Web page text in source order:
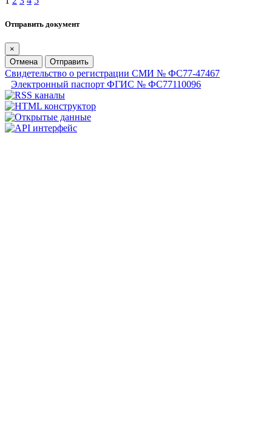
Отправить документ
×
Отмена
Отправить
Свидетельство о регистрации СМИ № ФС77-47467
Электронный паспорт ФГИС № ФС77110096